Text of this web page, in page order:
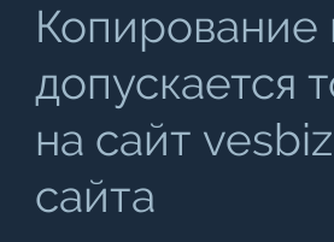
допускается
на сайт
сайта